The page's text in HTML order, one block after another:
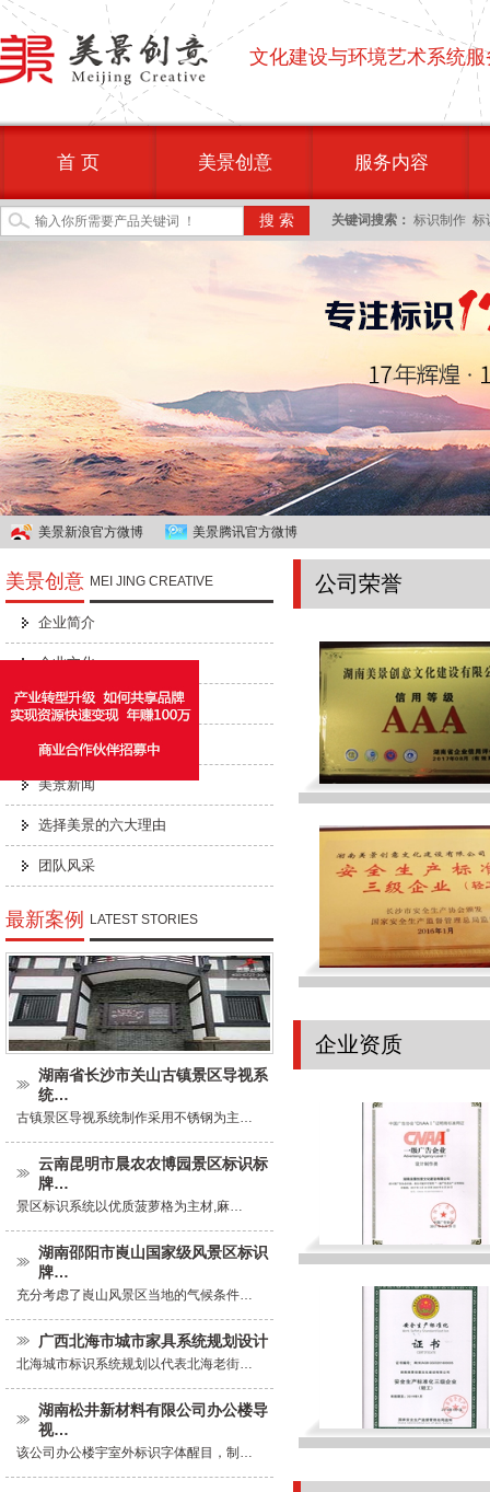
文化建设与环境艺术系统服
首 页 美景创意 服务内容
关键词搜索： 标识制作 标
美景新浪官方微博 美景腾讯官方微博
美景创意 MEI JING CREATIVE
企业简介
企业文化
公司招聘
企业荣誉
美景新闻
选择美景的六大理由
团队风采
最新案例 LATEST STORIES
湖南省长沙市关山古镇景区导视系
统…
古镇景区导视系统制作采用不锈钢为主…
云南昆明市晨农农博园景区标识标
牌…
景区标识系统以优质菠萝格为主材,麻…
湖南邵阳市崀山国家级风景区标识
牌…
充分考虑了崀山风景区当地的气候条件…
广西北海市城市家具系统规划设计
北海城市标识系统规划以代表北海老街…
湖南松井新材料有限公司办公楼导
视…
该公司办公楼宇室外标识字体醒目，制…
公司荣誉
企业资质